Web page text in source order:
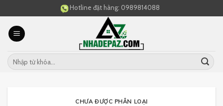
to
content
Hotline đặt hàng: 0989814088
CHƯA ĐƯỢC PHÂN LOẠI